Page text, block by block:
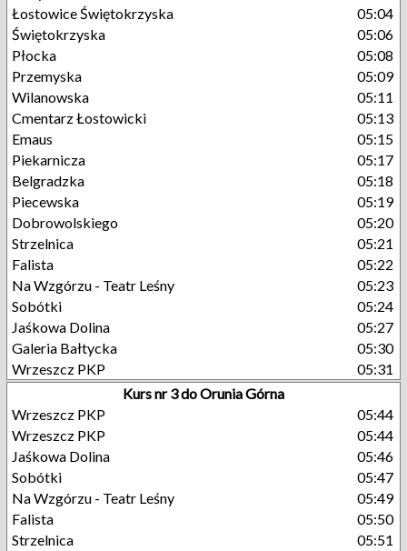
Łostowice Świętokrzyska
05:04
Świętokrzyska
05:06
Płocka
05:08
Przemyska
05:09
Wilanowska
05:11
Cmentarz Łostowicki
05:13
Emaus
05:15
Piekarnicza
05:17
Belgradzka
05:18
Piecewska
05:19
Dobrowolskiego
05:20
Strzelnica
05:21
Falista
05:22
Na Wzgórzu - Teatr Leśny
05:23
Sobótki
05:24
Jaśkowa Dolina
05:27
Galeria Bałtycka
05:30
Wrzeszcz PKP
05:31
Kurs nr 3 do Orunia Górna
Wrzeszcz PKP
05:44
Wrzeszcz PKP
05:44
Jaśkowa Dolina
05:46
Sobótki
05:47
Na Wzgórzu - Teatr Leśny
05:49
Falista
05:50
Strzelnica
05:51